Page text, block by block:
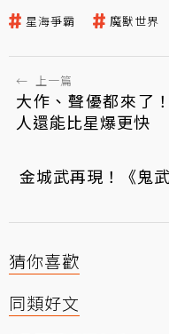
星海爭霸 魔獸世界
← 上一篇
大作、聲優都來了
人還能比星爆更快
金城武再現！《鬼
猜你喜歡
同類好文